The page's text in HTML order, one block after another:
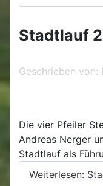
Stadtlauf
Geschrieben von:
Die vier Pfeiler
Andreas Nerger
Stadtlauf als
Weiterlesen: